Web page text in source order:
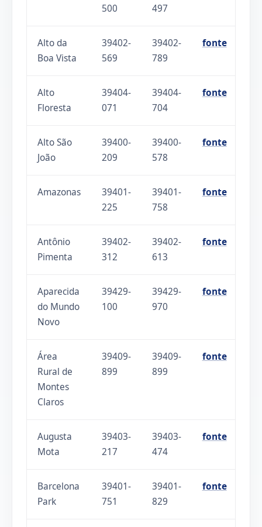
500
497
Alto da
Boa Vista
39402-
569
39402-
789
fonte
Alto
Floresta
39404-
071
39404-
704
fonte
Alto São
João
39400-
209
39400-
578
fonte
Amazonas
39401-
225
39401-
758
fonte
Antônio
Pimenta
39402-
312
39402-
613
fonte
Aparecida
do Mundo
Novo
39429-
100
39429-
970
fonte
Área
Rural de
Montes
Claros
39409-
899
39409-
899
fonte
Augusta
Mota
39403-
217
39403-
474
fonte
Barcelona
Park
39401-
751
39401-
829
fonte